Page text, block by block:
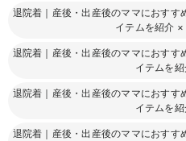
退院着｜産後・出産後のママにおすす
イテムを紹介 ×
退院着｜産後・出産後のママにおすす
イテムを
退院着｜産後・出産後のママにおすす
イテムを
退院着｜産後・出産後のママにおすす